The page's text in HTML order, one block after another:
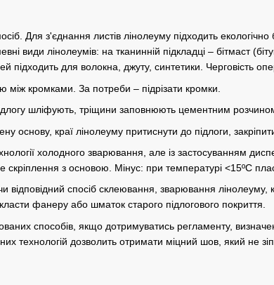
Для з'єднання листів лінолеуму підходить
види лінолеумів: на тканинній підкладці – бітмаст
підходить для волокна, джуту, синтетики. Черговість
між кромками. За потреби – підрізати кромки.
шліфують, тріщини заповнюють цементним
основу, краї лінолеуму притиснути до підлоги,
холодного зварювання, але із застосуванням
з основою. Мінус: при температурі <15ºС
відповідний спосіб склеювання, зварювання
фанеру або шматок старого підлогового покриття.
способів, якщо дотримуватись регламенту,
технологій дозволить отримати міцний шов, який не